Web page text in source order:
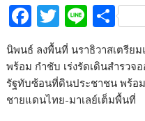
F
ac
e
b
o
T
w
itt
er
Li
n
e
S
h
ar
e
นิพนธ์ ลงพื้นที่ นราธิวาสเตรีย
พร้อม กำชับ เร่งรัดเดินสำรว
รัฐทับซ้อนที่ดินประชาชน พร้อ
ชายแดนไทย-มาเลย์เต็มพื้นที่